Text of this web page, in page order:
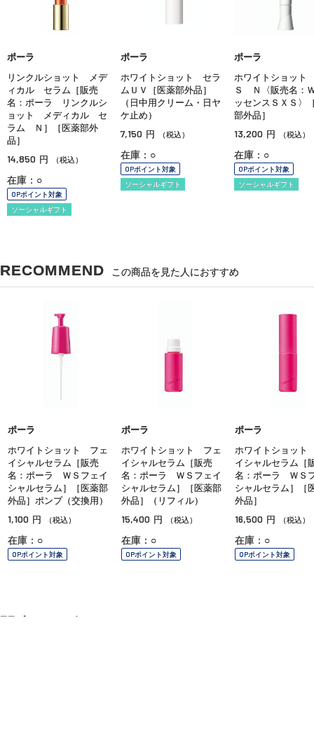
ポーラ
リンクルショット メデ
ィカル セラム［販売
名：ポーラ リンクルシ
ョット メディカル セ
ラム Ｎ］［医薬部外
品］
14,850 円 （税込）
在庫：○
OPポイント対象
ソーシャルギフト
ポーラ
ホワイトショット セラ
ムＵＶ［医薬部外品］
（日中用クリーム・日ヤ
ケ止め）
7,150 円 （税込）
在庫：○
OPポイント対象
ソーシャルギフト
ポーラ
ホワイトショッ
Ｓ Ｎ〈販売名：
ッセンスＳＸＳ〉
部外品］
13,200 円 （税込）
在庫：○
OPポイント対象
ソーシャルギフト
RECOMMEND この商品を見た人におすすめ
ポーラ
ホワイトショット フェ
イシャルセラム［販売
名：ポーラ ＷＳフェイ
シャルセラム］［医薬部
外品］ポンプ（交換用）
1,100 円 （税込）
在庫：○
OPポイント対象
ポーラ
ホワイトショット フェ
イシャルセラム［販売
名：ポーラ ＷＳフェイ
シャルセラム］［医薬部
外品］（リフィル）
15,400 円 （税込）
在庫：○
OPポイント対象
ポーラ
ホワイトショッ
イシャルセラム［
名：ポーラ ＷＳ
シャルセラム］［
外品］
16,500 円 （税込）
在庫：○
OPポイント対象